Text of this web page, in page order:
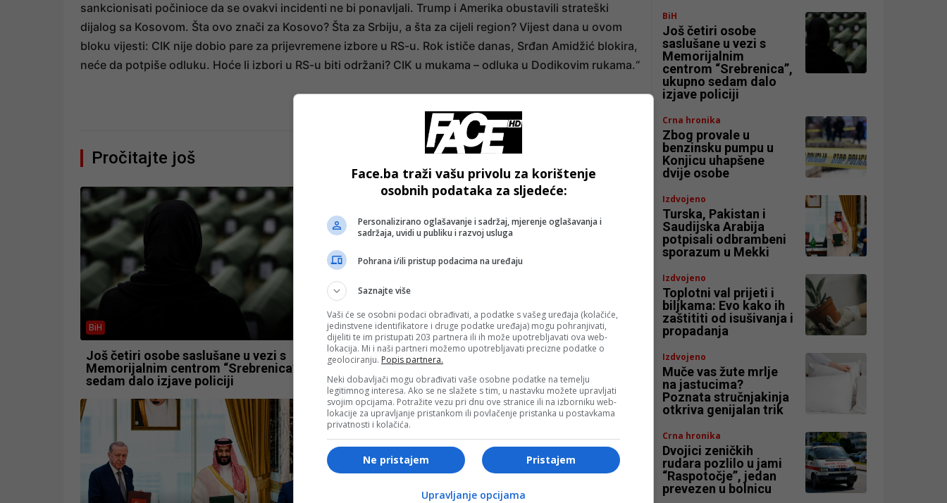
sankcionisati počinioce da se ovakvi incidenti ne bi ponavljali. Trump i Amerika obustavili strateški
dijalog sa Kosovom. Šta ovo znači za Kosovo? Šta za Srbiju, a šta za cijeli region? Vijest dana u ovom
bloku vijesti: CIK nije dobio pare za prijevremene izbore u RS-u. Rok ističe danas, Srđan Amidžić blokira,
neće da potpiše odluku. Hoće li izbori u RS-u biti održani? CIK u mukama – odluka u Dodikovim rukama.“
Pročitajte još
BiH
Još četiri osobe saslušane u vezi s
Memorijalnim centrom “Srebrenica”, ukupno
sedam dalo izjave policiji
Crna hronika
Zbog provale u benzinsku pumpu u Konjicu
uhapšene dvije osobe
BiH
Još četiri osobe
saslušane u vezi s
Memorijalnim
centrom “Srebrenica”,
ukupno sedam dalo
izjave policiji
Crna hronika
Zbog provale u
benzinsku pumpu u
Konjicu uhapšene
dvije osobe
Izdvojeno
Turska, Pakistan i
Saudijska Arabija
potpisali odbrambeni
sporazum u Mekki
Izdvojeno
Toplotni val prijeti i
biljkama: Evo kako ih
zaštititi od isušivanja i
propadanja
Izdvojeno
Muče vas žute mrlje
na jastucima?
Poznata stručnjakinja
otkriva genijalan trik
Crna hronika
Dvojici zeničkih
rudara pozlilo u jami
“Raspotočje”, jedan
prevezen u bolnicu
Face.ba traži vašu privolu za korištenje
osobnih podataka za sljedeće:
Personalizirano oglašavanje i sadržaj, mjerenje oglašavanja i
sadržaja, uvidi u publiku i razvoj usluga
Pohrana i/ili pristup podacima na uređaju
Saznajte više
Vaši će se osobni podaci obrađivati, a podatke s vašeg uređaja (kolačiće,
jedinstvene identifikatore i druge podatke uređaja) mogu pohranjivati,
dijeliti te im pristupati 203 partnera ili ih može upotrebljavati ova web-
lokacija. Mi i naši partneri možemo upotrebljavati precizne podatke o
geolociranju. Popis partnera.
Neki dobavljači mogu obrađivati vaše osobne podatke na temelju
legitimnog interesa. Ako se ne slažete s tim, u nastavku možete upravljati
svojim opcijama. Potražite vezu pri dnu ove stranice ili na izborniku web-
lokacije za upravljanje pristankom ili povlačenje pristanka u postavkama
privatnosti i kolačića.
Pristajem
Ne pristajem
Upravljanje opcijama